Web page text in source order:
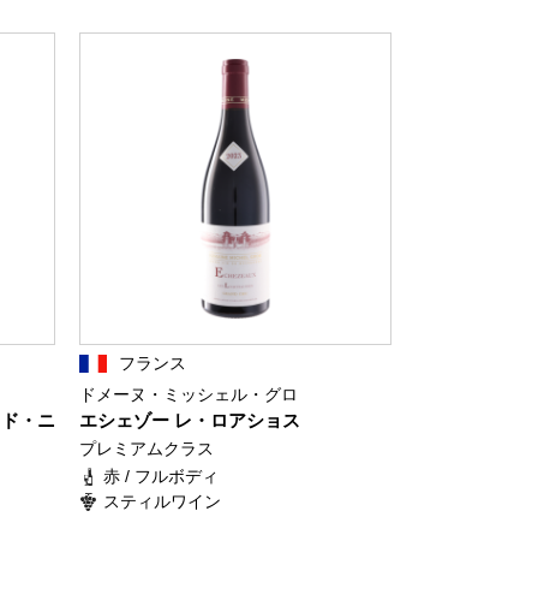
・ニ
フランス
ドメーヌ・ミッシェル・グロ
エシェゾー レ・ロアショス
プレミアムクラス
赤 / フルボディ
スティルワイン